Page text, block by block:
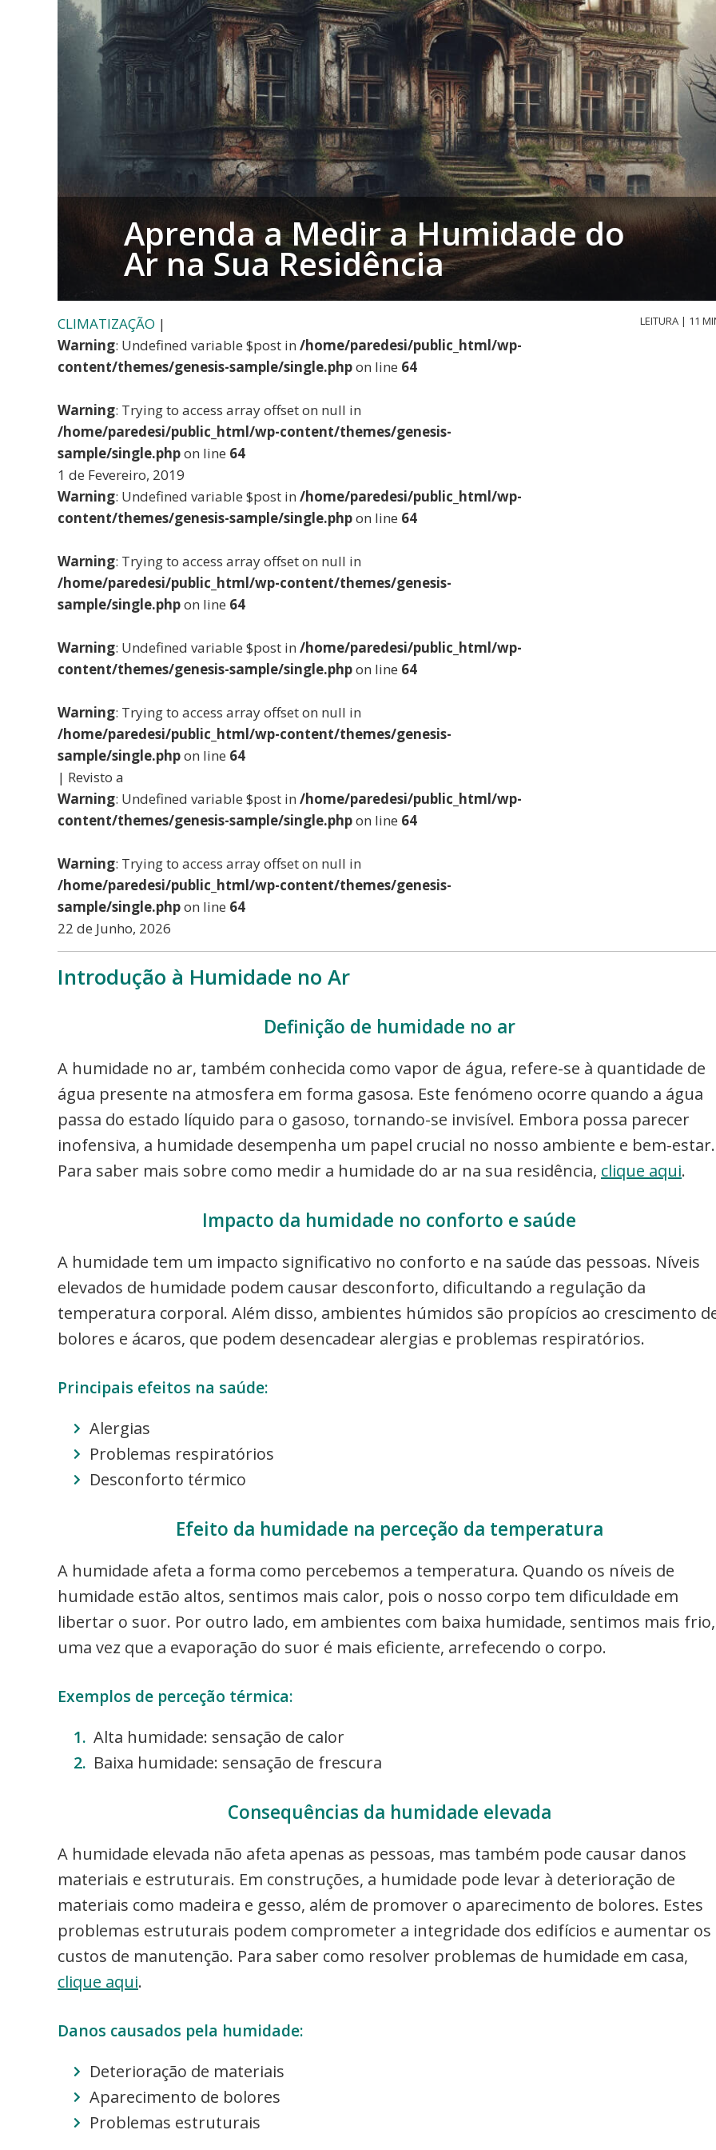
Aprenda a Medir a Humidade do
Ar na Sua Residência
CLIMATIZAÇÃO |
Warning: Undefined variable $post in /home/paredesi/public_html/wp-
content/themes/genesis-sample/single.phpon line 64
Warning: Trying to access array offset on null in
/home/paredesi/public_html/wp-content/themes/genesis-
sample/single.phpon line 64
1 de Fevereiro, 2019
Warning: Undefined variable $post in /home/paredesi/public_html/wp-
content/themes/genesis-sample/single.phpon line 64
Warning: Trying to access array offset on null in
/home/paredesi/public_html/wp-content/themes/genesis-
sample/single.phpon line 64
Warning: Undefined variable $post in /home/paredesi/public_html/wp-
content/themes/genesis-sample/single.phpon line 64
Warning: Trying to access array offset on null in
/home/paredesi/public_html/wp-content/themes/genesis-
sample/single.phpon line 64
| Revisto a
Warning: Undefined variable $post in /home/paredesi/public_html/wp-
content/themes/genesis-sample/single.phpon line 64
Warning: Trying to access array offset on null in
/home/paredesi/public_html/wp-content/themes/genesis-
sample/single.phpon line 64
22 de Junho, 2026
LEITURA | 11
Introdução à Humidade no Ar
Definição de humidade no ar
A humidade no ar, também conhecida como vapor de água, refere-se à quantidade de
água presente na atmosfera em forma gasosa. Este fenómeno ocorre quando a água
passa do estado líquido para o gasoso, tornando-se invisível. Embora possa parecer
inofensiva, a humidade desempenha um papel crucial no nosso ambiente e bem-estar.
Para saber mais sobre como medir a humidade do ar na sua residência, clique aqui.
Impacto da humidade no conforto e saúde
A humidade tem um impacto significativo no conforto e na saúde das pessoas. Níveis
elevados de humidade podem causar desconforto, dificultando a regulação da
temperatura corporal. Além disso, ambientes húmidos são propícios ao crescimento
bolores e ácaros, que podem desencadear alergias e problemas respiratórios.
Principais efeitos na saúde:
Alergias
Problemas respiratórios
Desconforto térmico
Efeito da humidade na perceção da temperatura
A humidade afeta a forma como percebemos a temperatura. Quando os níveis de
humidade estão altos, sentimos mais calor, pois o nosso corpo tem dificuldade em
libertar o suor. Por outro lado, em ambientes com baixa humidade, sentimos mais frio,
uma vez que a evaporação do suor é mais eficiente, arrefecendo o corpo.
Exemplos de perceção térmica:
Alta humidade: sensação de calor
Baixa humidade: sensação de frescura
Consequências da humidade elevada
A humidade elevada não afeta apenas as pessoas, mas também pode causar danos
materiais e estruturais. Em construções, a humidade pode levar à deterioração de
materiais como madeira e gesso, além de promover o aparecimento de bolores. Estes
problemas estruturais podem comprometer a integridade dos edifícios e aumentar os
custos de manutenção. Para saber como resolver problemas de humidade em casa,
clique aqui.
Danos causados pela humidade:
Deterioração de materiais
Aparecimento de bolores
Problemas estruturais